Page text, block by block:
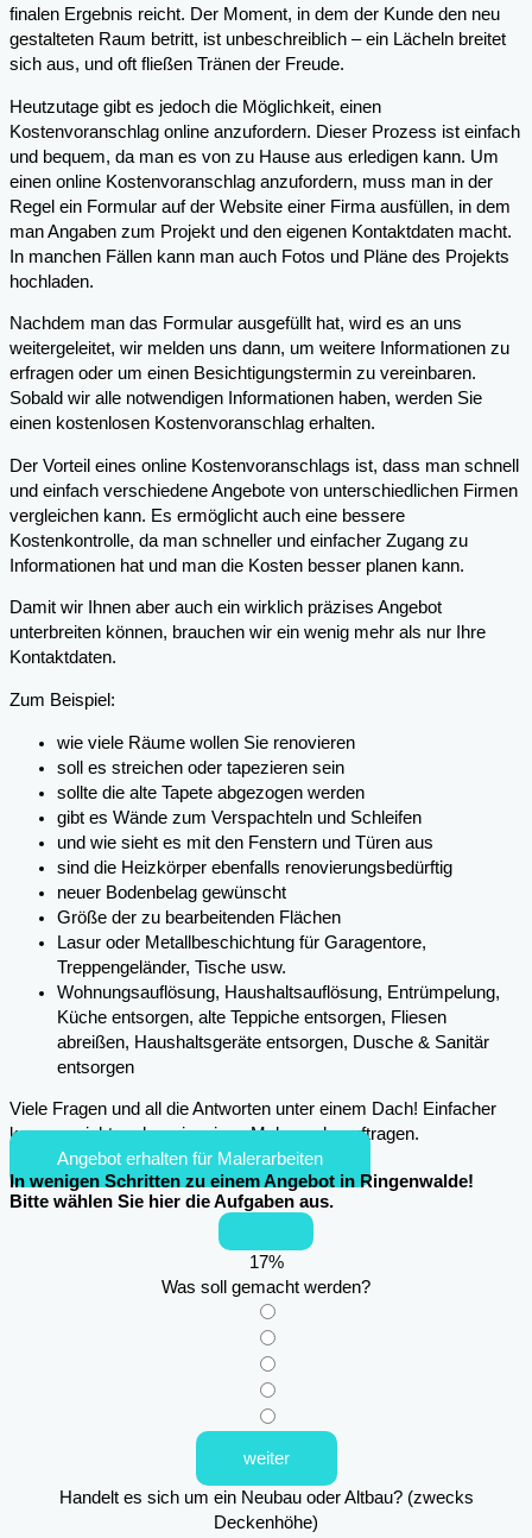
finalen Ergebnis reicht. Der Moment, in dem der Kunde den neu
gestalteten Raum betritt, ist unbeschreiblich – ein Lächeln breitet
sich aus, und oft fließen Tränen der Freude.
Heutzutage gibt es jedoch die Möglichkeit, einen
Kostenvoranschlag online anzufordern. Dieser Prozess ist einfach
und bequem, da man es von zu Hause aus erledigen kann. Um
einen online Kostenvoranschlag anzufordern, muss man in der
Regel ein Formular auf der Website einer Firma ausfüllen, in dem
man Angaben zum Projekt und den eigenen Kontaktdaten macht.
In manchen Fällen kann man auch Fotos und Pläne des Projekts
hochladen.
Nachdem man das Formular ausgefüllt hat, wird es an uns
weitergeleitet, wir melden uns dann, um weitere Informationen zu
erfragen oder um einen Besichtigungstermin zu vereinbaren.
Sobald wir alle notwendigen Informationen haben, werden Sie
einen kostenlosen Kostenvoranschlag erhalten.
Der Vorteil eines online Kostenvoranschlags ist, dass man schnell
und einfach verschiedene Angebote von unterschiedlichen Firmen
vergleichen kann. Es ermöglicht auch eine bessere
Kostenkontrolle, da man schneller und einfacher Zugang zu
Informationen hat und man die Kosten besser planen kann.
Damit wir Ihnen aber auch ein wirklich präzises Angebot
unterbreiten können, brauchen wir ein wenig mehr als nur Ihre
Kontaktdaten.
Zum Beispiel:
wie viele Räume wollen Sie renovieren
soll es streichen oder tapezieren sein
sollte die alte Tapete abgezogen werden
gibt es Wände zum Verspachteln und Schleifen
und wie sieht es mit den Fenstern und Türen aus
sind die Heizkörper ebenfalls renovierungsbedürftig
neuer Bodenbelag gewünscht
Größe der zu bearbeitenden Flächen
Lasur oder Metallbeschichtung für Garagentore,
Treppengeländer, Tische usw.
Wohnungsauflösung, Haushaltsauflösung, Entrümpelung,
Küche entsorgen, alte Teppiche entsorgen, Fliesen
abreißen, Haushaltsgeräte entsorgen, Dusche & Sanitär
entsorgen
Viele Fragen und all die Antworten unter einem Dach! Einfacher
kann es nicht mehr sein, einen Maler zu beauftragen.
Angebot erhalten für Malerarbeiten
In wenigen Schritten zu einem Angebot in Ringenwalde!
Bitte wählen Sie hier die Aufgaben aus.
17%
Was soll gemacht werden?
weiter
Handelt es sich um ein Neubau oder Altbau? (zwecks
Deckenhöhe)